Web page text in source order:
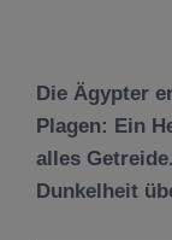
Die Ägypter
Plagen: Ein
alles
Dunkelheit